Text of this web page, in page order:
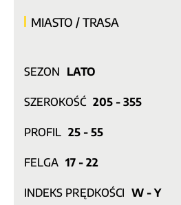
MIASTO / TRASA
SEZON LATO
SZEROKOŚĆ 205 - 355
PROFIL 25 - 55
FELGA 17 - 22
INDEKS PRĘDKOŚCI W - Y